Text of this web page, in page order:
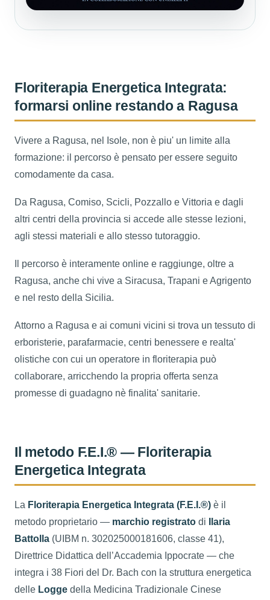
Floriterapia Energetica Integrata:
formarsi online restando a Ragusa
Vivere a Ragusa, nel Isole, non è piu' un limite alla
formazione: il percorso è pensato per essere seguito
comodamente da casa.
Da Ragusa, Comiso, Scicli, Pozzallo e Vittoria e dagli
altri centri della provincia si accede alle stesse lezioni,
agli stessi materiali e allo stesso tutoraggio.
Il percorso è interamente online e raggiunge, oltre a
Ragusa, anche chi vive a Siracusa, Trapani e Agrigento
e nel resto della Sicilia.
Attorno a Ragusa e ai comuni vicini si trova un tessuto di
erboristerie, parafarmacie, centri benessere e realta'
olistiche con cui un operatore in floriterapia può
collaborare, arricchendo la propria offerta senza
promesse di guadagno nè finalita' sanitarie.
Il metodo F.E.I.® — Floriterapia
Energetica Integrata
La Floriterapia Energetica Integrata (F.E.I.®) è il
metodo proprietario — marchio registrato di
Ilaria
Battolla (UIBM n. 302025000181606, classe 41),
Direttrice Didattica dell’Accademia Ippocrate — che
integra i 38 Fiori del Dr. Bach con la struttura energetica
delle Logge della Medicina Tradizionale Cinese